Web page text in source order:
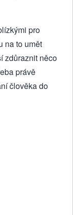
pro
na to umět
zdůraznit něco
právě
člověka do